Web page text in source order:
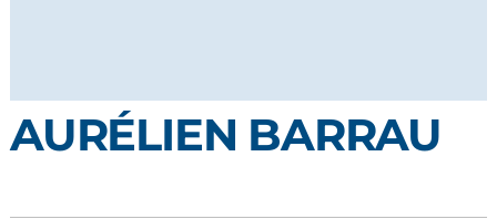
AURÉLIEN BARRAU